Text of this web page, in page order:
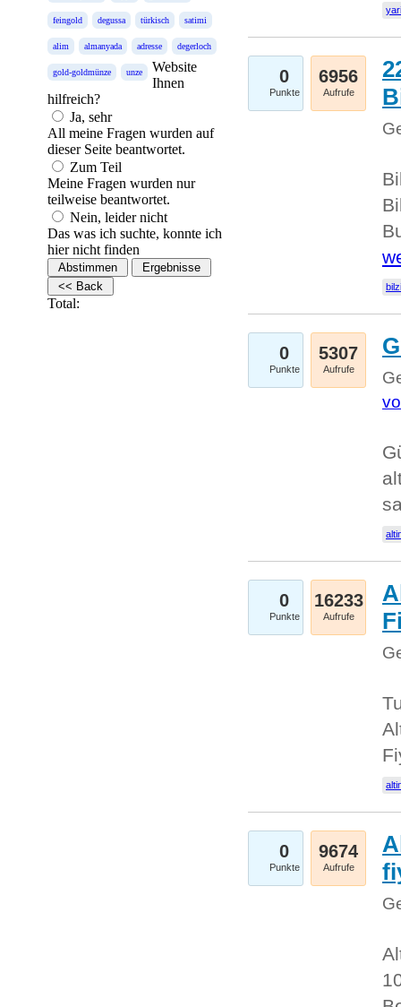
feingold degussa türkisch satimi
alim almanyada adresse degerloch
gold-goldmünze unze
Website
Ihnen
hilfreich?
Ja, sehr
All meine Fragen wurden auf
dieser Seite beantwortet.
Zum Teil
Meine Fragen wurden nur
teilweise beantwortet.
Nein, leider nicht
Das was ich suchte, konnte ich
hier nicht finden
Total:
0
Punkte
6956
Aufrufe
0
Punkte
5307
Aufrufe
0
Punkte
16233
Aufrufe
0
Punkte
9674
Aufrufe